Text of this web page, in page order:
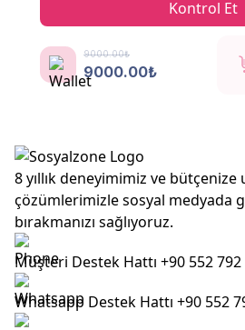
Kontrol Et
9000.00₺
9000.00₺
8 yıllık deneyimimiz ve
çözümlerimizle sosyal medyada
bırakmanızı sağlıyoruz.
Müşteri Destek Hattı +90 552
Whatsapp Destek Hattı +90 552